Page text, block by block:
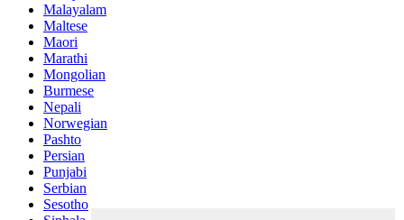
Malayalam
Maltese
Maori
Marathi
Mongolian
Burmese
Nepali
Norwegian
Pashto
Persian
Punjabi
Serbian
Sesotho